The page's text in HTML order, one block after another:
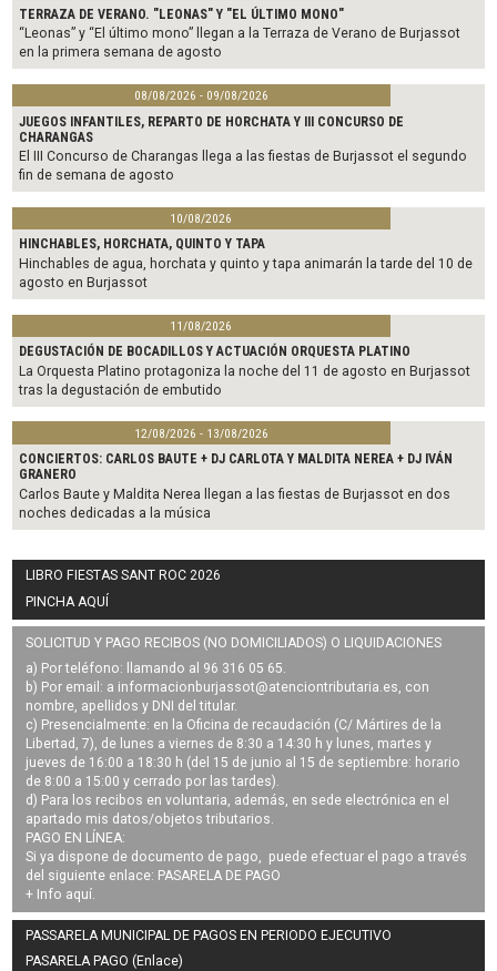
TERRAZA DE VERANO. "LEONAS" Y "EL ÚLTIMO MONO"
“Leonas” y “El último mono” llegan a la Terraza de Verano de Burjassot
en la primera semana de agosto
08/08/2026 - 09/08/2026
JUEGOS INFANTILES, REPARTO DE HORCHATA Y III CONCURSO DE
CHARANGAS
El III Concurso de Charangas llega a las fiestas de Burjassot el segundo
fin de semana de agosto
10/08/2026
HINCHABLES, HORCHATA, QUINTO Y TAPA
Hinchables de agua, horchata y quinto y tapa animarán la tarde del 10 de
agosto en Burjassot
11/08/2026
DEGUSTACIÓN DE BOCADILLOS Y ACTUACIÓN ORQUESTA PLATINO
La Orquesta Platino protagoniza la noche del 11 de agosto en Burjassot
tras la degustación de embutido
12/08/2026 - 13/08/2026
CONCIERTOS: CARLOS BAUTE + DJ CARLOTA Y MALDITA NEREA + DJ IVÁN
GRANERO
Carlos Baute y Maldita Nerea llegan a las fiestas de Burjassot en dos
noches dedicadas a la música
LIBRO FIESTAS SANT ROC 2026
PINCHA AQUÍ
SOLICITUD Y PAGO RECIBOS (NO DOMICILIADOS) O LIQUIDACIONES
a) Por teléfono: llamando al 96 316 05 65.
b) Por email: a informacionburjassot@atenciontributaria.es, con
nombre, apellidos y DNI del titular.
c) Presencialmente: en la Oficina de recaudación (C/ Mártires de la
Libertad, 7), de lunes a viernes de 8:30 a 14:30 h y lunes, martes y
jueves de 16:00 a 18:30 h (del 15 de junio al 15 de septiembre: horario
de 8:00 a 15:00 y cerrado por las tardes).
d) Para los recibos en voluntaria, además, en sede electrónica en el
apartado mis datos/objetos tributarios.
PAGO EN LÍNEA:
Si ya dispone de documento de pago, puede efectuar el pago a través
del siguiente enlace: PASARELA DE PAGO
+ Info aquí.
PASSARELA MUNICIPAL DE PAGOS EN PERIODO EJECUTIVO
PASARELA PAGO (Enlace)